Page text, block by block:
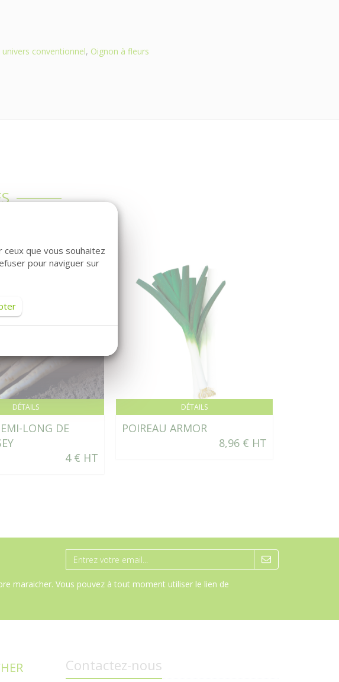
univers conventionnel, Oignon à fleurs
DÉTAILS
LONG DE
4 € HT
DÉTAILS
POIREAU ARMOR
8,96 € HT
maraicher. Vous pouvez à tout moment utiliser le lien de
Contactez-nous
que vous souhaitez
pour naviguer sur